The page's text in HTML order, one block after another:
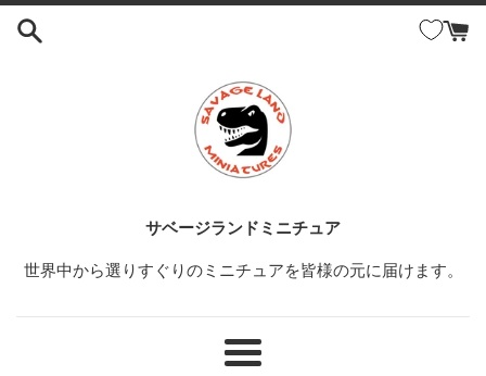
コ
サベージランドミニチュア
世界中から選りすぐりのミニチュアを皆様の元に届けます。
メ